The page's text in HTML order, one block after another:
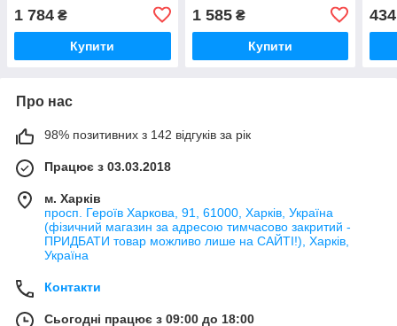
1 784 ₴
Купити
1 585₴
Купити
434
Про нас
98% позитивних з 142 відгуків за рік
Працює з 03.03.2018
м. Харків
просп. Героїв Харкова, 91, 61000, Харків, Україна
(фізичний магазин за адресою тимчасово закритий -
ПРИДБАТИ товар можливо лише на САЙТІ!), Харків,
Україна
Контакти
Сьогодні працює з 09:00 до 18:00